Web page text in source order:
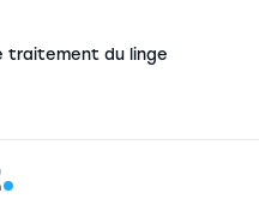
traitement du linge